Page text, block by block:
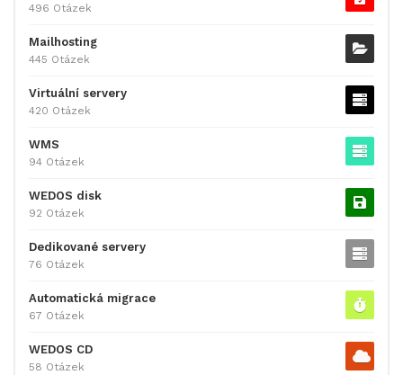
496 Otázek
Mailhosting
445 Otázek
Virtuální servery
420 Otázek
WMS
94 Otázek
WEDOS disk
92 Otázek
Dedikované servery
76 Otázek
Automatická migrace
67 Otázek
WEDOS CD
58 Otázek